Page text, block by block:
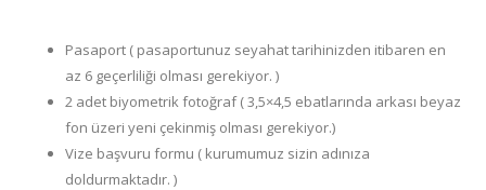
Pasaport ( pasaportunuz seyahat tarihinizden itibaren en
az 6 geçerliliği olması gerekiyor. )
2 adet biyometrik fotoğraf ( 3,5×4,5 ebatlarında arkası beyaz
fon üzeri yeni çekinmiş olması gerekiyor.)
Vize başvuru formu ( kurumumuz sizin adınıza
doldurmaktadır. )